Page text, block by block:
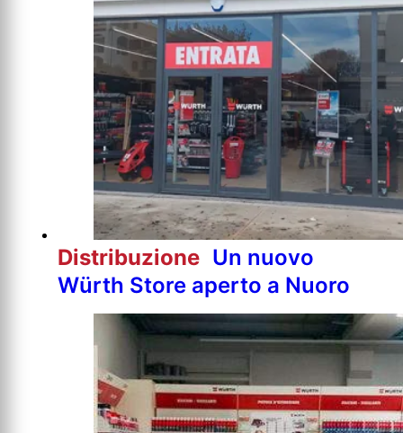
Distribuzione Un nuovo
Würth Store aperto a Nuoro